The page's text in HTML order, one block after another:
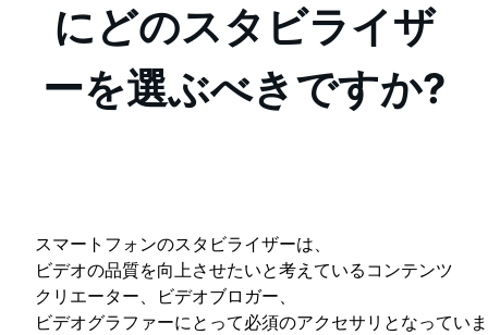
にどのスタビライザ
ーを選ぶべきですか?
スマートフォンのスタビライザーは、
ビデオの品質を向上させたいと考えているコンテンツ
クリエーター、ビデオブロガー、
ビデオグラファーにとって必須のアクセサリとなってい